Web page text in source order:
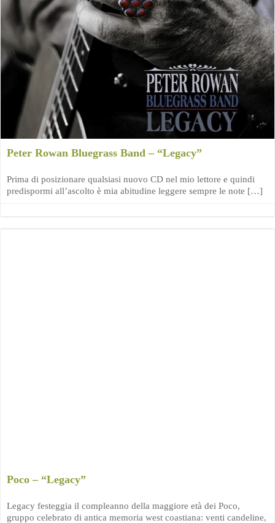
Peter Rowan Bluegrass Band – “Legacy”
Prima di posizionare qualsiasi nuovo CD nel mio lettore e quindi
predispormi all’ascolto è mia abitudine leggere sempre le note […]
Poco – “Legacy”
Legacy festeggia il compleanno della maggiore età dei Poco,
gruppo celebrato di antica memoria west coastiana: venti candeline,